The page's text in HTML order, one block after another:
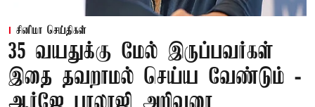
சினிமா செய்திகள்
35 வயதுக்கு மேல் இருப்பவர்கள்
இதை தவறாமல் செய்ய வேண்டும் -